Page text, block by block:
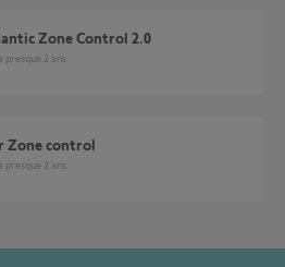
Zone Control 2.0
a presque 2 ans
Zone control
a presque 2 ans